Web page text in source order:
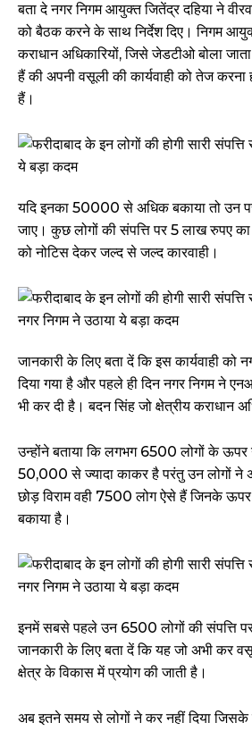
बता दे नगर निगम आयुक्त जितेंद्र दहिया ने
को बैठक करने के साथ निर्देश दिए। निगम
कराधान अधिकारियों, जिसे जेडटीओ बोला
हैं की अपनी वसूली की कार्यवाही को तेज करना
हैं।
यदि इनका ₹50000 से अधिक बकाया तो उन पर
जाए। कुछ लोगों की संपत्ति पर 5 लाख रुपए का
को नोटिस देकर जल्द से जल्द कारवाही।
जानकारी के लिए बता दें कि इस कार्यवाही को
दिया गया है और पहले ही दिन नगर निगम ने
भी कर दी है। बदन सिंह जो क्षेत्रीय कराधान
उन्होंने बताया कि लगभग 6500 लोगों के ऊपर
50,000 से ज्यादा काकर है परंतु उन लोगों ने
छोड़ विराम वही 7500 लोग ऐसे हैं जिनके
बकाया है।
इनमें सबसे पहले उन 6500 लोगों की संपत्ति पर
जानकारी के लिए बता दें कि यह जो अभी कर
क्षेत्र के विकास में प्रयोग की जाती है।
अब इतने समय से लोगों ने कर नहीं दिया जिसके